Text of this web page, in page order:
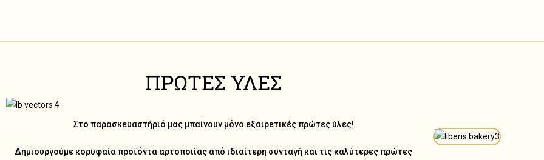
ΠΡΩΤΕΣ ΥΛΕΣ
Στο παρασκευαστήριό μας μπαίνουν μόνο εξαιρετικές πρώτες ύλες!
Δημιουργούμε κορυφαία προϊόντα αρτοποιίας από ιδιαίτερη συνταγή και τις καλύτερες πρώτες